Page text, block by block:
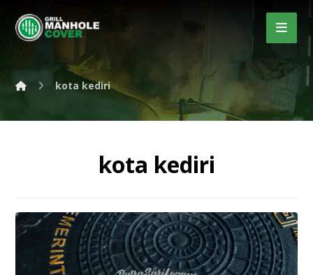
kota kediri
kota kediri